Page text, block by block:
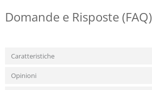
Domande e Risposte (FAQ)
Caratteristiche
Opinioni